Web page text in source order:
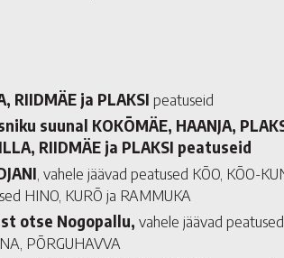
RIIDMÄE ja PLAKSI peatuseid
suunal KOKÕMÄE, HAANJA,
RIIDMÄE ja PLAKSI peatuseid
, vahele jäävad peatused KÕO, KÕO-
HINO, KURÕ ja RAMMUKA
otse Nogopallu, vahele jäävad
PÕRGUHAVVA